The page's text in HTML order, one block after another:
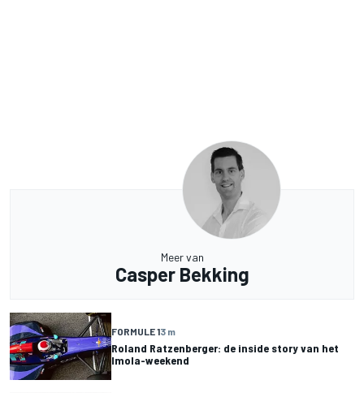
Meer van
Casper Bekking
FORMULE 13 m
Roland Ratzenberger: de inside story van het
Imola-weekend